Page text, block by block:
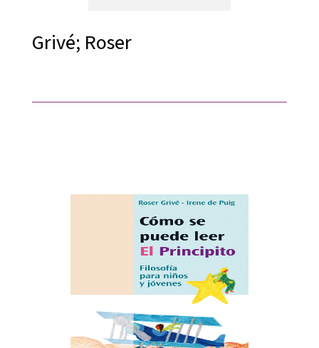
Grivé; Roser